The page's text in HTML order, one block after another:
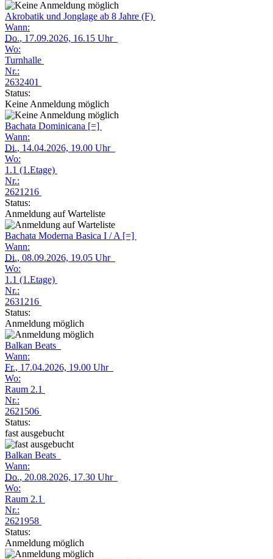
Akrobatik und Jonglage ab 8 Jahre (F)
Wann:
Do., 17.09.2026, 16.15 Uhr
Wo:
Turnhalle
Nr.:
2632401
Status:
Keine Anmeldung möglich
Bachata Dominicana [=]
Wann:
Di., 14.04.2026, 19.00 Uhr
Wo:
1.1 (1.Etage)
Nr.:
2621216
Status:
Anmeldung auf Warteliste
Bachata Moderna Basica I / A [=]
Wann:
Di., 08.09.2026, 19.05 Uhr
Wo:
1.1 (1.Etage)
Nr.:
2631216
Status:
Anmeldung möglich
Balkan Beats
Wann:
Fr., 17.04.2026, 19.00 Uhr
Wo:
Raum 2.1
Nr.:
2621506
Status:
fast ausgebucht
Balkan Beats
Wann:
Do., 20.08.2026, 17.30 Uhr
Wo:
Raum 2.1
Nr.:
2621958
Status:
Anmeldung möglich